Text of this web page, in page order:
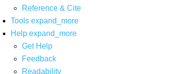
Reference & Cite
Tools expand_more
Help expand_more
Get Help
Feedback
Readability